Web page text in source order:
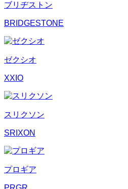
ブリヂストン
BRIDGESTONE
ゼクシオ
XXIO
スリクソン
SRIXON
プロギア